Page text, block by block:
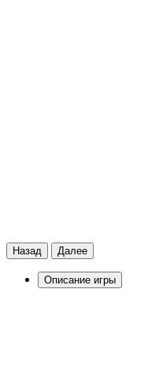
Назад Далее
Описание игры